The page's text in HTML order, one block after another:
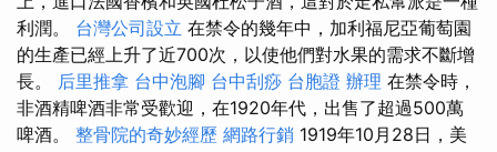
利潤。 台灣公司設立 在禁令的幾年中，加利福尼亞葡萄園
的生產已經上升了近700次，以使他們對水果的需求不斷增
長。 后里推拿 台中泡腳 台中刮痧 台胞證 辦理 在禁令時，
非酒精啤酒非常受歡迎，在1920年代，出售了超過500萬
啤酒。 整骨院的奇妙經歷 網路行銷 1919年10月28日，美